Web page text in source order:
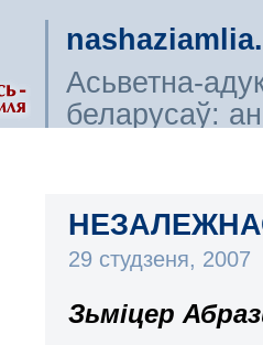
Асьветна-
беларусаў:
29 студзеня, 2007
Зьміцер